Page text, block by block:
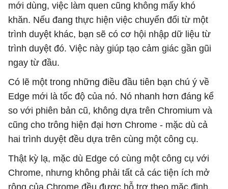
mới dùng, việc làm quen cũng không mấy khó
khăn. Nếu đang thực hiện việc chuyển đổi từ một
trình duyệt khác, bạn sẽ có cơ hội nhập dữ liệu từ
trình duyệt đó. Việc này giúp tạo cảm giác gần gũi
ngay từ đầu.
Có lẽ một trong những điều đầu tiên bạn chú ý về
Edge mới là tốc độ của nó. Nó nhanh hơn đáng kể
so với phiên bản cũ, không dựa trên Chromium và
cũng cho trông hiện đại hơn Chrome - mặc dù cả
hai trình duyệt đều dựa trên cùng một công cụ.
Thật kỳ lạ, mặc dù Edge có cùng một công cụ với
Chrome, nhưng không phải tất cả các tiện ích mở